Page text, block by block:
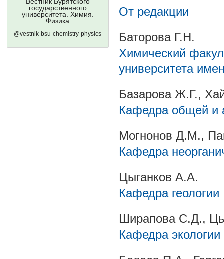
государственного
университета. Химия.
Физика
@vestnik-bsu-chemistry-physics
От редакции
Баторова Г.Н.
Химический
университета
Базарова Ж.Г.,
Кафедра общей и
Могнонов Д.М.,
Кафедра
Цыганков А.А.
Кафедра геологии
Ширапова С.Д.,
Кафедра